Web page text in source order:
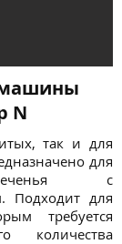
N
так и для
для
с
Подходит для
требуется
количества